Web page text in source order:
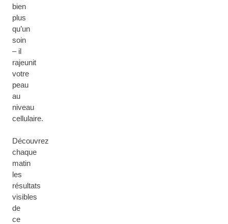
bien
plus
qu’un
soin
– il
rajeunit
votre
peau
au
niveau
cellulaire.
Découvrez
chaque
matin
les
résultats
visibles
de
ce